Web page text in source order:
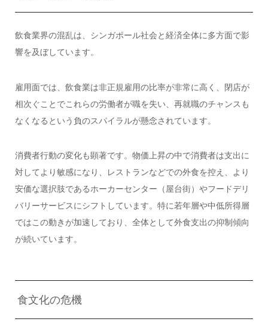
飲食業界の混乱は、シンガポール社会と経済全体に多方面で影
響を及ぼしています。
雇用面では、飲食業は非正規雇用の比率が非常に高く、閉店が
相次ぐことでこれらの労働者が職を失い、再就職のチャンスも
なくなるという負のスパイラルが懸念されています。
消費者行動の変化も顕著です。物価上昇の中で消費者は支出に
対してより敏感になり、レストランなどでの外食を控え、より
安価な選択肢であるホーカーセンター（屋台街）やフードデリ
バリーサービスにシフトしています。特に若年層や中低所得層
ではこの動きが加速しており、全体として外食支出の抑制傾向
が続いています。
食文化の危機